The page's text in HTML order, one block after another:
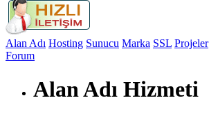
Alan Adı Hosting Sunucu Marka SSL Projeler
Forum
Alan Adı Hizmeti